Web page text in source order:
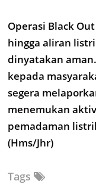
Operasi Black
hingga aliran
dinyatakan
kepada
segera
menemukan
pemadaman
(Hms/Jhr)
Tags